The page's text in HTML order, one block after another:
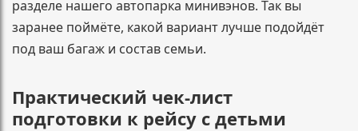
разделе нашего автопарка минивэнов. Так вы
заранее поймёте, какой вариант лучше подойдёт
под ваш багаж и состав семьи.
Практический чек-лист
подготовки к рейсу с детьми